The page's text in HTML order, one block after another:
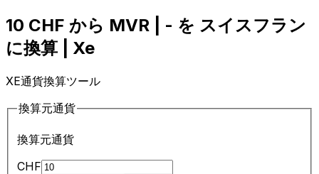
10 CHF から MVR | - を スイスフラン
に換算 | Xe
XE通貨換算ツール
換算元通貨
換算元通貨
CHF